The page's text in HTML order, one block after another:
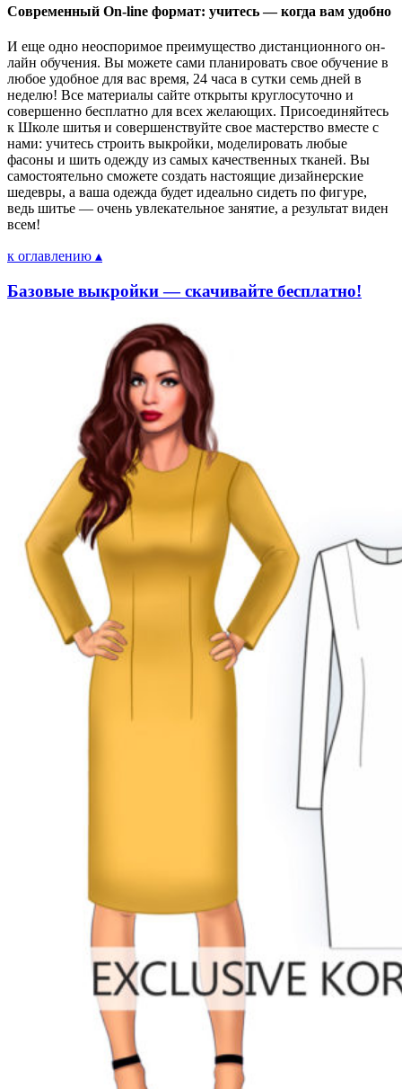
Современный On-line формат: учитесь — когда вам удобно
И еще одно неоспоримое преимущество дистанционного он-
лайн обучения. Вы можете сами планировать свое обучение в
любое удобное для вас время, 24 часа в сутки семь дней в
неделю! Все материалы сайте открыты круглосуточно и
совершенно бесплатно для всех желающих. Присоединяйтесь
к Школе шитья и совершенствуйте свое мастерство вместе с
нами: учитесь строить выкройки, моделировать любые
фасоны и шить одежду из самых качественных тканей. Вы
самостоятельно сможете создать настоящие дизайнерские
шедевры, а ваша одежда будет идеально сидеть по фигуре,
ведь шитье — очень увлекательное занятие, а результат виден
всем!
к оглавлению ▴
Базовые выкройки — скачивайте бесплатно!